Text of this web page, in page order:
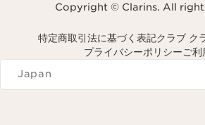
Copyright © Clarins. All
特定商取引法に基づく表記クラブ ク
プライバシーポリシーご利
Navigates to
Japan